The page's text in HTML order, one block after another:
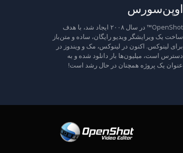
اوپن‌سورس
OpenShot™ در سال ۲۰۰۸ ایجاد شد، با هدف
ساخت یک ویرایشگر ویدیو رایگان، ساده و متن‌باز
برای لینوکس. اکنون در لینوکس، مک و ویندوز در
دسترس است، میلیون‌ها بار دانلود شده و به
عنوان یک پروژه همچنان در حال رشد است!